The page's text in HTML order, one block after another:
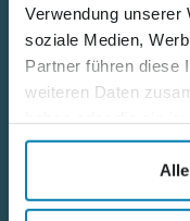
Verwendung unserer
soziale Medien,
Partner führen diese
weiteren Daten
gesammelt haben.
Nützliche Links
Kontakt
Karriere